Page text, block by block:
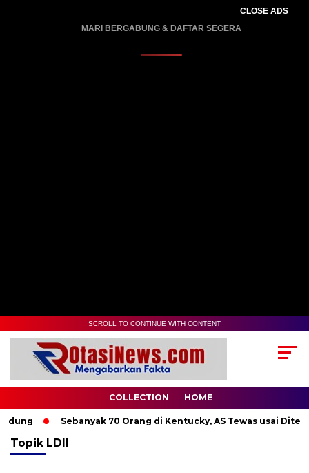
CLOSE ADS
MARI BERGABUNG & DAFTAR SEGERA
SCROLL TO CONTINUE WITH CONTENT
COLLECTION HOME
Sebanyak 70 Orang di Kentucky, AS Tewas usai
Topik LDII